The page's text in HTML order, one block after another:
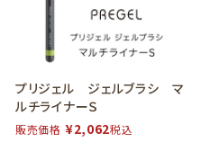
プリジェル ジェルブラシ マ
ルチライナーＳ
販売価格 ¥2,062税込